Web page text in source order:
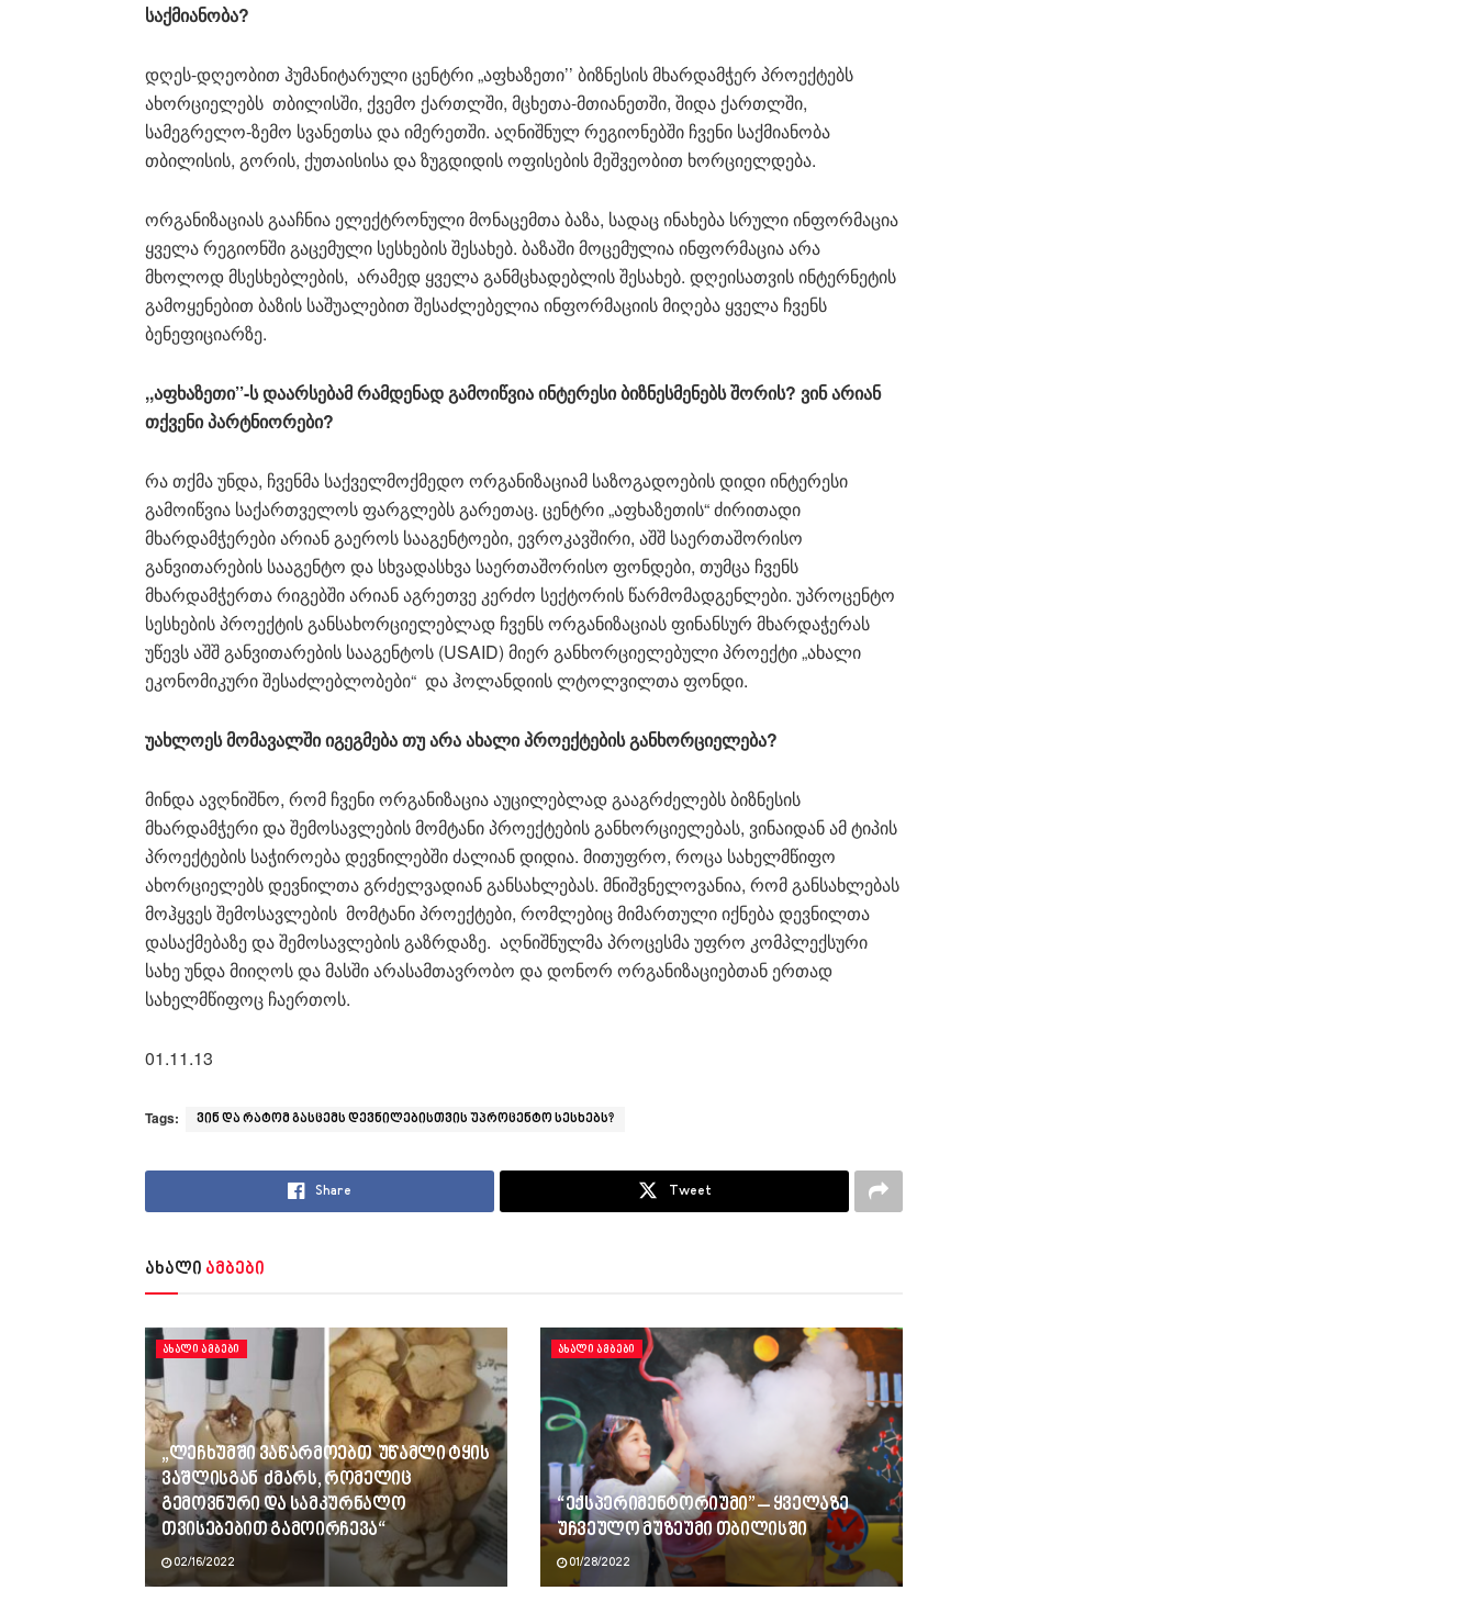
საქმიანობა?
დღეს-დღეობით ჰუმანიტარული ცენტრი „აფხაზეთი’’ ბიზნესის მხარდამჭერ პროექტებს
ახორციელებს თბილისში, ქვემო ქართლში, მცხეთა-მთიანეთში, შიდა ქართლში,
სამეგრელო-ზემო სვანეთსა და იმერეთში. აღნიშნულ რეგიონებში ჩვენი საქმიანობა
თბილისის, გორის, ქუთაისისა და ზუგდიდის ოფისების მეშვეობით ხორციელდება.
ორგანიზაციას გააჩნია ელექტრონული მონაცემთა ბაზა, სადაც ინახება სრული ინფორმაცია
ყველა რეგიონში გაცემული სესხების შესახებ. ბაზაში მოცემულია ინფორმაცია არა
მხოლოდ მსესხებლების, არამედ ყველა განმცხადებლის შესახებ. დღეისათვის ინტერნეტის
გამოყენებით ბაზის საშუალებით შესაძლებელია ინფორმაციის მიღება ყველა ჩვენს
ბენეფიციარზე.
,,აფხაზეთი’’-ს დაარსებამ რამდენად გამოიწვია ინტერესი ბიზნესმენებს შორის? ვინ არიან
თქვენი პარტნიორები?
რა თქმა უნდა, ჩვენმა საქველმოქმედო ორგანიზაციამ საზოგადოების დიდი ინტერესი
გამოიწვია საქართველოს ფარგლებს გარეთაც. ცენტრი „აფხაზეთის“ ძირითადი
მხარდამჭერები არიან გაეროს სააგენტოები, ევროკავშირი, აშშ საერთაშორისო
განვითარების სააგენტო და სხვადასხვა საერთაშორისო ფონდები, თუმცა ჩვენს
მხარდამჭერთა რიგებში არიან აგრეთვე კერძო სექტორის წარმომადგენლები. უპროცენტო
სესხების პროექტის განსახორციელებლად ჩვენს ორგანიზაციას ფინანსურ მხარდაჭერას
უწევს აშშ განვითარების სააგენტოს (USAID) მიერ განხორციელებული პროექტი „ახალი
ეკონომიკური შესაძლებლობები“ და ჰოლანდიის ლტოლვილთა ფონდი.
უახლოესმომავალში იგეგმება თუ არა ახალი პროექტების განხორციელება?
მინდა ავღნიშნო, რომ ჩვენი ორგანიზაცია აუცილებლად გააგრძელებს ბიზნესის
მხარდამჭერი და შემოსავლების მომტანი პროექტების განხორციელებას, ვინაიდან ამ ტიპის
პროექტების საჭიროება დევნილებში ძალიან დიდია. მითუფრო, როცა სახელმწიფო
ახორციელებს დევნილთა გრძელვადიან განსახლებას. მნიშვნელოვანია, რომ განსახლებას
მოჰყვეს შემოსავლების მომტანი პროექტები, რომლებიც მიმართული იქნება დევნილთა
დასაქმებაზე და შემოსავლების გაზრდაზე. აღნიშნულმა პროცესმა უფრო კომპლექსური
სახე უნდა მიიღოს და მასში არასამთავრობო და დონორ ორგანიზაციებთან ერთად
სახელმწიფოც ჩაერთოს.
01.11.13
Tags: ვინ და რატომ გასცემს დევნილებისთვის უპროცენტო სესხებს?
Share Tweet
ახალი ამბები
ᲐᲮᲐᲚᲘ ᲐᲛᲑᲔᲑᲘ
„ლეჩხუმში ვაწარმოებთ უწამლი ტყის
ვაშლისგან ძმარს, რომელიც
გემოვნური და სამკურნალო
თვისებებით გამოირჩევა“
02/16/2022
ᲐᲮᲐᲚᲘ ᲐᲛᲑᲔᲑᲘ
“ექსპერიმენტორიუმი” – ყველაზე
უჩვეულო მუზეუმი თბილისში
01/28/2022